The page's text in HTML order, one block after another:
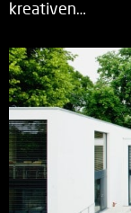
kreativen…